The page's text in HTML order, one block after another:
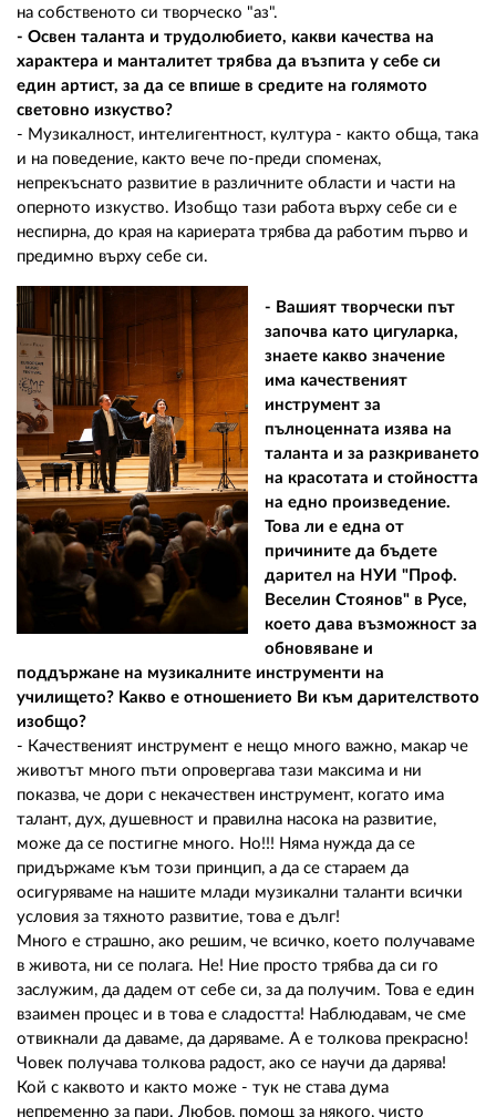
на собственото си творческо "аз".
- Освен таланта и трудолюбието, какви качества на
характера и манталитет трябва да възпита у себе си
един артист, за да се впише в средите на голямото
световно изкуство?
- Музикалност, интелигентност, култура - както обща, така
и на поведение, както вече по-преди споменах,
непрекъснато развитие в различните области и части на
оперното изкуство. Изобщо тази работа върху себе си е
неспирна, до края на кариерата трябва да работим първо и
предимно върху себе си.
- Вашият творчески път
започва като цигуларка,
знаете какво значение
има качественият
инструмент за
пълноценната изява на
таланта и за разкриването
на красотата и стойността
на едно произведение.
Това ли е една от
причините да бъдете
дарител на НУИ "Проф.
Веселин Стоянов" в Русе,
което дава възможност за
обновяване и
поддържане на музикалните инструменти на
училището? Какво е отношението Ви към дарителството
изобщо?
- Качественият инструмент е нещо много важно, макар че
животът много пъти опровергава тази максима и ни
показва, че дори с некачествен инструмент, когато има
талант, дух, душевност и правилна насока на развитие,
може да се постигне много. Но!!! Няма нужда да се
придържаме към този принцип, а да се стараем да
осигуряваме на нашите млади музикални таланти всички
условия за тяхното развитие, това е дълг!
Много е страшно, ако решим, че всичко, което получаваме
в живота, ни се полага. Не! Ние просто трябва да си го
заслужим, да дадем от себе си, за да получим. Това е един
взаимен процес и в това е сладостта! Наблюдавам, че сме
отвикнали да даваме, да даряваме. А е толкова прекрасно!
Човек получава толкова радост, ако се научи да дарява!
Кой с каквото и както може - тук не става дума
непременно за пари. Любов, помощ за някого, чисто